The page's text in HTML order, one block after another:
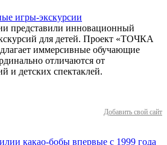
игры-экскурсии
представили инновационный
для детей. Проект «ТОЧКА
иммерсивные обучающие
отличаются от
и детских спектаклей.
Добавить свой сайт